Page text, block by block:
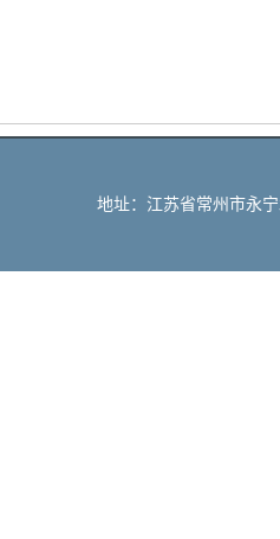
地址：江苏省常州市